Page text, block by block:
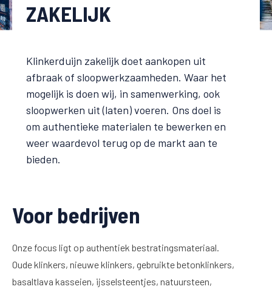
ZAKELIJK
Klinkerduijn zakelijk doet aankopen uit
afbraak of sloopwerkzaamheden. Waar het
mogelijk is doen wij, in samenwerking, ook
sloopwerken uit (laten) voeren. Ons doel is
om authentieke materialen te bewerken en
weer waardevol terug op de markt aan te
bieden.
Voor bedrijven
Onze focus ligt op authentiek bestratingsmateriaal.
Oude klinkers, nieuwe klinkers, gebruikte betonklinkers,
basaltlava kasseien, ijsselsteentjes, natuursteen,